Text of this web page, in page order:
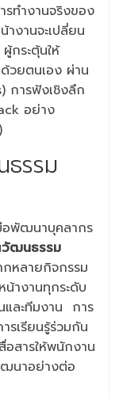
รทำงานจริงของ
างานจะเปลี่ยน
กระตุ้นให้
วยตนเอง ผ่าน
การฟังเชิงลึก
อย่าง
รรม
มือพัฒนาบุคลากร
วัฒนธรรม
กหลายกิจกรรม
างานทุกระดับ
และทีมงาน การ
รเรียนรู้ร่วมกัน
อสารให้พนักงาน
นาอย่างต่อ